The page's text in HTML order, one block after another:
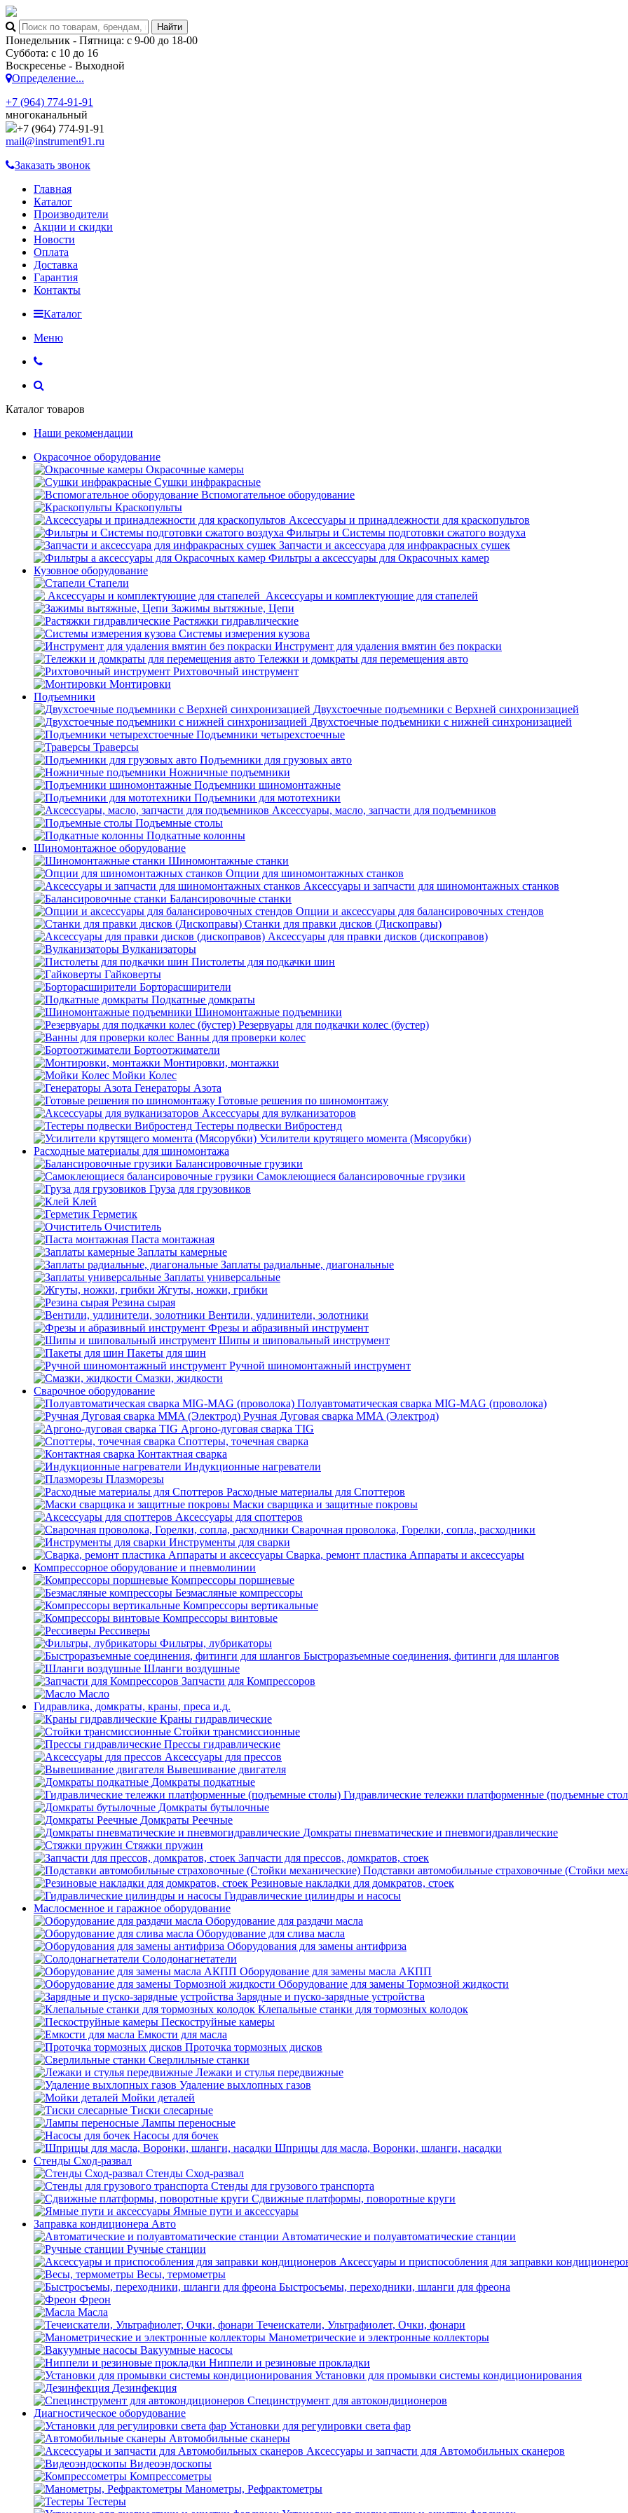
Понедельник - Пятница: с 9-00 до 18-00
Суббота: с 10 до 16
Воскресенье - Выходной
Определение...
+7 (964) 774-91-91
многоканальный
+7 (964) 774-91-91
mail@instrument91.ru
Заказать звонок
Главная
Каталог
Производители
Акции и скидки
Новости
Оплата
Доставка
Гарантия
Контакты
Каталог
Меню
Каталог товаров
Наши рекомендации
Окрасочное оборудование
Окрасочные камеры
Сушки инфракрасные
Вспомогательное оборудование
Краскопульты
Аксессуары и принадлежности для краскопультов
Фильтры и Системы подготовки сжатого воздуха
Запчасти и аксессуара для инфракрасных сушек
Фильтры а аксессуары для Окрасочных камер
Кузовное оборудование
Стапели
Аксессуары и комплектующие для стапелей
Зажимы вытяжные, Цепи
Растяжки гидравлические
Системы измерения кузова
Инструмент для удаления вмятин без покраски
Тележки и домкраты для перемещения авто
Рихтовочный инструмент
Монтировки
Подъемники
Двухстоечные подъемники с Верхней синхронизацией
Двухстоечные подъемники с нижней синхронизацией
Подъемники четырехстоечные
Траверсы
Подъемники для грузовых авто
Ножничные подъемники
Подъемники шиномонтажные
Подъемники для мототехники
Аксессуары, масло, запчасти для подъемников
Подъемные столы
Подкатные колонны
Шиномонтажное оборудование
Шиномонтажные станки
Опции для шиномонтажных станков
Аксессуары и запчасти для шиномонтажных станков
Балансировочные станки
Опции и аксессуары для балансировочных стендов
Станки для правки дисков (Дископравы)
Аксессуары для правки дисков (дископравов)
Вулканизаторы
Пистолеты для подкачки шин
Гайковерты
Борторасширители
Подкатные домкраты
Шиномонтажные подъемники
Резервуары для подкачки колес (бустер)
Ванны для проверки колес
Бортоотжиматели
Монтировки, монтажки
Мойки Колес
Генераторы Азота
Готовые решения по шиномонтажу
Аксессуары для вулканизаторов
Тестеры подвески Вибростенд
Усилители крутящего момента (Мясорубки)
Расходные материалы для шиномонтажа
Балансировочные грузики
Самоклеющиеся балансировочные грузики
Груза для грузовиков
Клей
Герметик
Очиститель
Паста монтажная
Заплаты камерные
Заплаты радиальные, диагональные
Заплаты универсальные
Жгуты, ножки, грибки
Резина сырая
Вентили, удлинители, золотники
Фрезы и абразивный инструмент
Шипы и шиповальный инструмент
Пакеты для шин
Ручной шиномонтажный инструмент
Смазки, жидкости
Сварочное оборудование
Полуавтоматическая сварка MIG-MAG (проволока)
Ручная Дуговая сварка MMA (Электрод)
Аргоно-дуговая сварка TIG
Споттеры, точечная сварка
Контактная сварка
Индукционные нагреватели
Плазморезы
Расходные материалы для Споттеров
Маски сварщика и защитные покровы
Аксессуары для споттеров
Сварочная проволока, Горелки, сопла, расходники
Инструменты для сварки
Сварка, ремонт пластика Аппараты и аксессуары
Компрессорное оборудование и пневмолинии
Компрессоры поршневые
Безмасляные компрессоры
Компрессоры вертикальные
Компрессоры винтовые
Рессиверы
Фильтры, лубрикаторы
Быстроразъемные соединения, фитинги для шлангов
Шланги воздушные
Запчасти для Компрессоров
Масло
Гидравлика, домкраты, краны, преса и.д.
Краны гидравлические
Стойки трансмиссионные
Прессы гидравлические
Аксессуары для прессов
Вывешивание двигателя
Домкраты подкатные
Гидравлические тележки платформенные (подъемные
Домкраты бутылочные
Домкраты Реечные
Домкраты пневматические и пневмогидравлические
Стяжки пружин
Запчасти для прессов, домкратов, стоек
Подставки автомобильные страховочные (Стойки
Резиновые накладки для домкратов, стоек
Гидравлические цилиндры и насосы
Маслосменное и гаражное оборудование
Оборудование для раздачи масла
Оборудование для слива масла
Оборудования для замены антифриза
Солодонагнетатели
Оборудование для замены масла АКПП
Оборудование для замены Тормозной жидкости
Зарядные и пуско-зарядные устройства
Клепальные станки для тормозных колодок
Пескоструйные камеры
Емкости для масла
Проточка тормозных дисков
Сверлильные станки
Лежаки и стулья передвижные
Удаление выхлопных газов
Мойки деталей
Тиски слесарные
Лампы переносные
Насосы для бочек
Шприцы для масла, Воронки, шланги, насадки
Стенды Сход-развал
Стенды Сход-развал
Стенды для грузового транспорта
Сдвижные платформы, поворотные круги
Ямные пути и аксессуары
Заправка кондиционера Авто
Автоматические и полуавтоматические станции
Ручные станции
Аксессуары и приспособления для заправки
Весы, термометры
Быстросъемы, переходники, шланги для фреона
Фреон
Масла
Течеискатели, Ультрафиолет, Очки, фонари
Манометрические и электронные коллекторы
Вакуумные насосы
Ниппели и резиновые прокладки
Установки для промывки системы кондиционирования
Дезинфекция
Специнструмент для автокондиционеров
Диагностическое оборудование
Установки для регулировки света фар
Автомобильные сканеры
Аксессуары и запчасти для Автомобильных сканеров
Видеоэндоскопы
Компрессометры
Манометры, Рефрактометры
Тестеры